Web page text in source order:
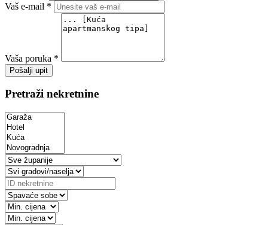
Vaš e-mail *
Vaša poruka *
Pošalji upit
Pretraži nekretnine